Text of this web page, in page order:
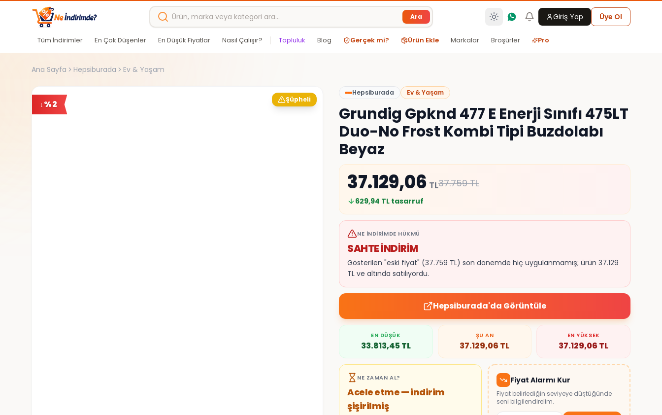
Ana içeriğe atla
Ara Giriş Yap Üye Ol
Tüm İndirimler En Çok Düşenler En Düşük Fiyatlar Nasıl Çalışır? Topluluk Blog Gerçek mi? Ürün Ekle Markalar Broşürler Pro
Ana Sayfa Hepsiburada Ev & Yaşam
%2 Şüpheli
Hepsiburada Ev & Yaşam
Grundig Gpknd 477 E Enerji Sınıfı 475LT
Duo-No Frost Kombi Tipi Buzdolabı
Beyaz
37.129,06 TL37.759TL
629,94 TL tasarruf
NE İNDIRIMDE HÜKMÜ
SAHTE İNDİRİM
Gösterilen "eski fiyat" (37.759 TL) son dönemde hiç uygulanmamış; ürün 37.129
TL ve altında satılıyordu.
Hepsiburada'da Görüntüle
EN DÜŞÜK
33.813,45TL
ŞU AN
37.129,06TL
EN YÜKSEK
37.129,06TL
NE ZAMAN AL?
Acele etme — indirim
şişirilmiş
Fiyat Alarmı Kur
Fiyat belirlediğin seviyeye düştüğünde
seni bilgilendirelim.